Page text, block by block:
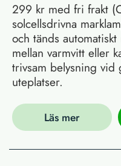
299 kr med fri frakt
solcellsdrivna
och tänds
mellan varmvitt eller
trivsam belysning
uteplatser.
Läs mer